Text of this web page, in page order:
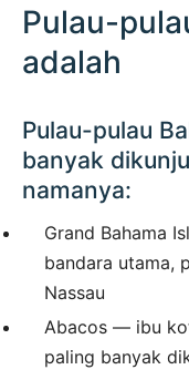
Pulau-
adalah
Pulau-pulau
banyak
namanya:
Grand Bahama
bandara utama,
Nassau
Abacos — ibu
paling banyak